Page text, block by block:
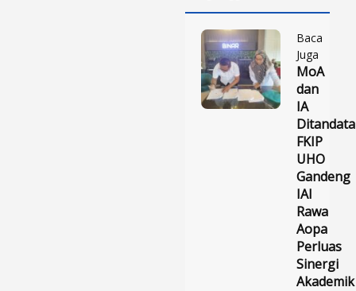
Baca
Juga
MoA
dan
IA
FKIP
UHO
Gandeng
IAI
Rawa
Aopa
Perluas
Sinergi
Akademik